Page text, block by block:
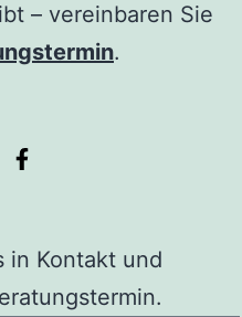
– vereinbaren Sie
.
in Kontakt und